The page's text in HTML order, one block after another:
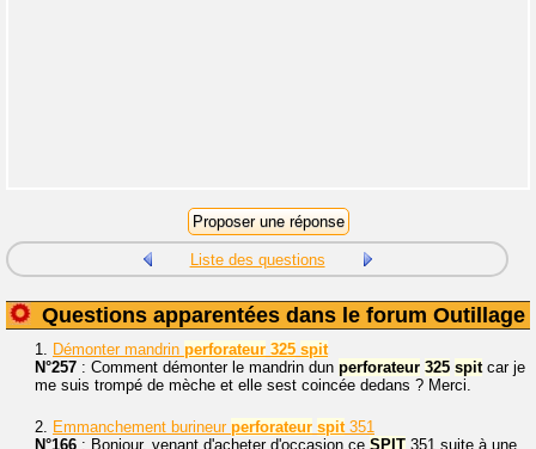
Liste des questions
Questions apparentées dans le forum Outillage
1. Démonter mandrin perforateur 325 spit
N°257 : Comment démonter le mandrin dun perforateur 325 spitcar je
me suis trompé de mèche et elle sest coincée dedans ? Merci.
2. Emmanchement burineur perforateur spit351
N°166 : Bonjour, venant d'acheter d'occasion ce SPIT 351 suite à une